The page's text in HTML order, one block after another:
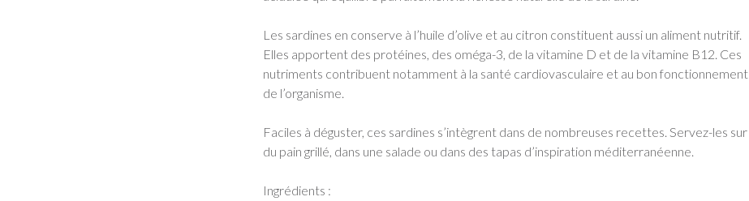
Les sardines en conserve à l’huile d’olive et au citron constituent aussi un aliment nutritif.
Elles apportent des protéines, des oméga-3, de la vitamine D et de la vitamine B12. Ces
nutriments contribuent notamment à la santé cardiovasculaire et au bon fonctionnement
de l’organisme.
Faciles à déguster, ces sardines s’intègrent dans de nombreuses recettes. Servez-les sur
du pain grillé, dans une salade ou dans des tapas d’inspiration méditerranéenne.
Ingrédients :